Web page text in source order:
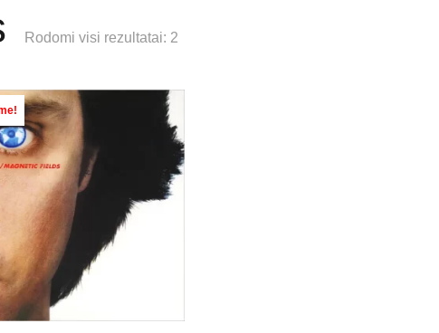
Rodomi visi rezultatai: 2